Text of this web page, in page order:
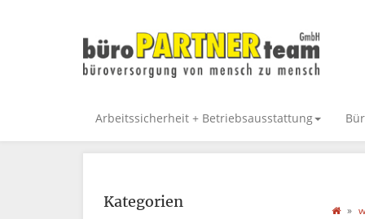
Arbeitssicherheit + Betriebsausstattung
Kategorien